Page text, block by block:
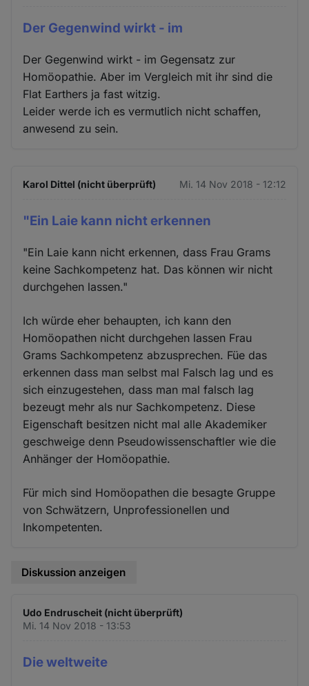
Der Gegenwind wirkt - im
Der Gegenwind wirkt - im Gegensatz zur
Homöopathie. Aber im Vergleich mit ihr sind die
Flat Earthers ja fast witzig.
Leider werde ich es vermutlich nicht schaffen,
anwesend zu sein.
Karol Dittel (nicht überprüft) Mi. 14 Nov 2018 - 12:12
"Ein Laie kann nicht erkennen
"Ein Laie kann nicht erkennen, dass Frau Grams
keine Sachkompetenz hat. Das können wir nicht
durchgehen lassen."
Ich würde eher behaupten, ich kann den
Homöopathen nicht durchgehen lassen Frau
Grams Sachkompetenz abzusprechen. Füe das
erkennen dass man selbst mal Falsch lag und es
sich einzugestehen, dass man mal falsch lag
bezeugt mehr als nur Sachkompetenz. Diese
Eigenschaft besitzen nicht mal alle Akademiker
geschweige denn Pseudowissenschaftler wie die
Anhänger der Homöopathie.
Für mich sind Homöopathen die besagte Gruppe
von Schwätzern, Unprofessionellen und
Inkompetenten.
Diskussion anzeigen
Udo Endruscheit (nicht überprüft)
Mi. 14 Nov 2018 - 13:53
Die weltweite